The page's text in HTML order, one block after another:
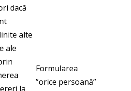
dacă
alte
ale
la
Formularea
”orice persoană”